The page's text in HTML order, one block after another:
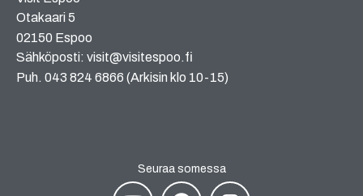
Otakaari 5
02150 Espoo
Sähköposti: visit@visitespoo.fi
Puh. 043 824 6866 (Arkisin klo 10-15)
Seuraa somessa